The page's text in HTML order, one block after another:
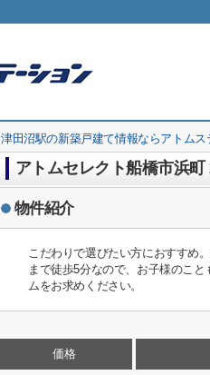
津田沼駅の新築戸建て情報ならアトムス
アトムセレクト船橋市浜町
物件紹介
こだわりで選びたい方におすすめ
まで徒歩5分なので、お子様のこ
ムをお求めください。
価格